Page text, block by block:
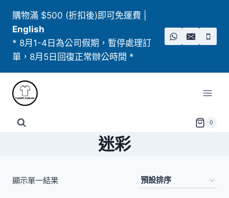
content
購物滿 $500 (折扣後)即可免運費
English
* 8月1-4日為公司假期，暫停處理訂
單，8月5日回復正常辦公時間 *
0
迷彩
顯示單一結果